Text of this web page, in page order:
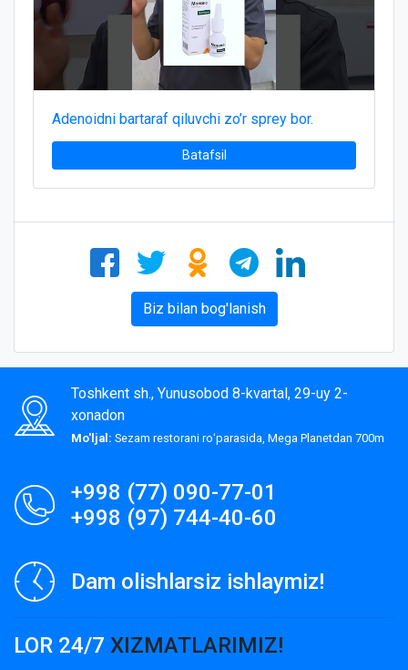
Adenoidni bartaraf qiluvchi zo’r sprey bor.
Batafsil
Biz bilan bog'lanish
Toshkent sh., Yunusobod 8-kvartal, 29-uy 2-
xonadon
Mo'ljal: Sezam restorani roʻparasida, Mega Planetdan 700m
+998 (77) 090-77-01
+998 (97) 744-40-60
Dam olishlarsiz ishlaymiz!
LOR 24/7 XIZMATLARIMIZ!